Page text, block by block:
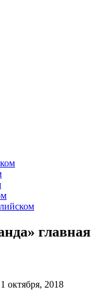
главная
1 октября, 2018